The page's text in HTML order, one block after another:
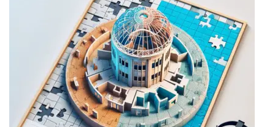
《リスキリング補助金コース》
リスキリング補助金対象コース説明
《SDGs》
U-15メタバースプログラミング講座
入学案内